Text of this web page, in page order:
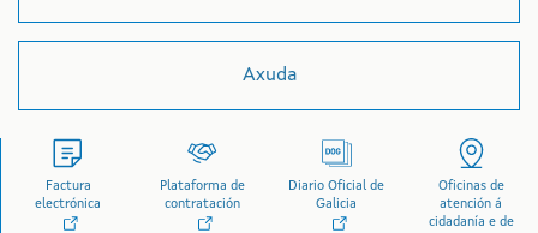
Axuda
Factura
electrónica
Plataforma de
contratación
Diario Oficial de
Galicia
Oficinas de
atención á
cidadanía e de